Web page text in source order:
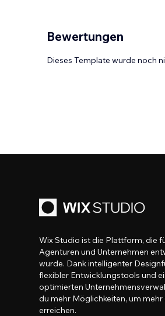
Bewertungen
Dieses Template wurde noch
Wix Studio ist die Plattform, die
Agenturen und Unternehmen
wurde. Dank intelligenter
flexibler Entwicklungstools und
optimierten
du mehr Möglichkeiten, um mehr
erreichen.